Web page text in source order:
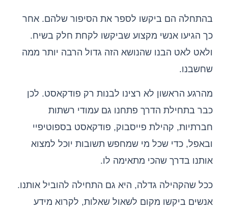
בהתחלה הם ביקשו לספר את הסיפור שלהם. אחר
כך הגיעו אנשי מקצוע שביקשו לקחת חלק בשיח.
ולאט לאט הבנו שהנושא הזה גדול הרבה יותר ממה
שחשבנו.
מהרגע הראשון לא רצינו לבנות רק פודקאסט. לכן
כבר בתחילת הדרך פתחנו גם עמודי רשתות
חברתיות, קהילת פייסבוק, פודקאסט בספוטיפיי
ובאפל, כדי שכל מי שמחפש תשובות יוכל למצוא
אותנו בדרך שהכי מתאימה לו.
ככל שהקהילה גדלה, היא גם התחילה להוביל אותנו.
אנשים ביקשו מקום לשאול שאלות, לקרוא מידע